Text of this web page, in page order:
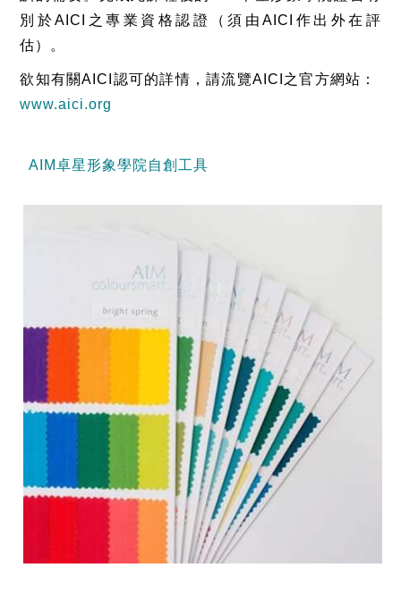
別於AICI之專業資格認證（須由AICI作出外在評
估）。
欲知有關AICI認可的詳情，請流覽AICI之官方網站：
www.aici.org
AIM卓星形象學院自創工具